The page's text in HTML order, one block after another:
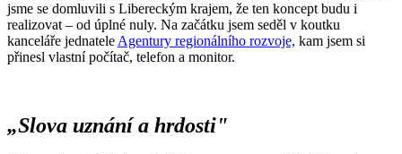
jsme se domluvili s Libereckým krajem, že ten koncept budu i
realizovat – od úplné nuly. Na začátku jsem seděl v koutku
kanceláře jednatele Agentury regionálního rozvoje, kam jsem si
přinesl vlastní počítač, telefon a monitor.
„Slova uznání a hrdosti"